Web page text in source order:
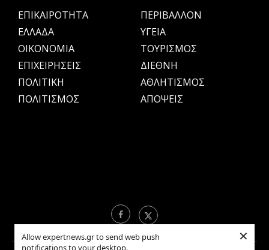
Allow expertnews.gr to send web push
notifications to your desktop.
×
ΕΠΙΚΑΙΡΟΤΗΤΑ
ΕΛΛΑΔΑ
OIKONOMIA
ΕΠΙΧΕΙΡΗΣΕΙΣ
ΠΟΛΙΤΙΚΗ
ΠΟΛΙΤΙΣΜΟΣ
ΠΕΡΙΒΑΛΛΟΝ
ΥΓΕΙΑ
ΤΟΥΡΙΣΜΟΣ
ΔΙΕΘΝΗ
ΑΘΛΗΤΙΣΜΟΣ
ΑΠΟΨΕΙΣ